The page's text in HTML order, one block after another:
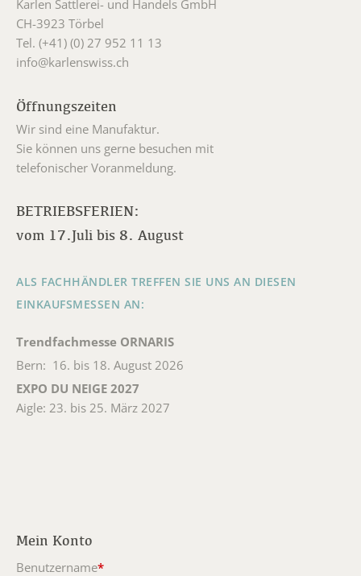
Karlen Sattlerei- und Handels GmbH
CH-3923 Törbel
Tel. (+41) (0) 27 952 11 13
info@karlenswiss.ch
Öffnungszeiten
Wir sind eine Manufaktur.
Sie können uns gerne besuchen mit
telefonischer Voranmeldung.
BETRIEBSFERIEN:
vom 17.Juli bis 8. August
ALS FACHHÄNDLER TREFFEN SIE UNS AN DIESEN
EINKAUFSMESSEN AN:
Trendfachmesse ORNARIS
Bern: 16. bis 18. August 2026
EXPO DU NEIGE 2027
Aigle: 23. bis 25. März 2027
Mein Konto
Benutzername*